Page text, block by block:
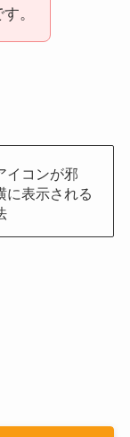
。
イコンが邪
に表示される